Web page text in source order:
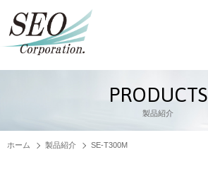
PRODUCTS
製品紹介
ホーム 製品紹介 SE-T300M